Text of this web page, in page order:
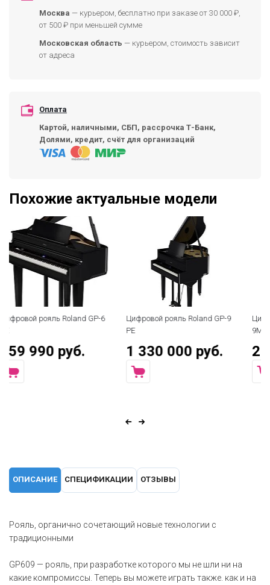
Москва — курьером, бесплатно при заказе от 30 000 ₽,
от 500 ₽ при меньшей сумме
Московская область — курьером, стоимость зависит
от адреса
Оплата
Картой, наличными, СБП, рассрочка Т-Банк,
Долями, кредит, счёт для организаций
Похожие актуальные модели
Цифровой рояль Roland GP-9
1 330 000 руб.
Цифровой рояль Roland GP-
2 100 000 руб.
ОПИСАНИЕ СПЕЦИФИКАЦИИ ОТЗЫВЫ
Рояль, органично сочетающий новые технологии с
традиционными
GP609 — рояль, при разработке которого мы не шли ни на
какие компромиссы. Теперь вы можете играть также. как и на